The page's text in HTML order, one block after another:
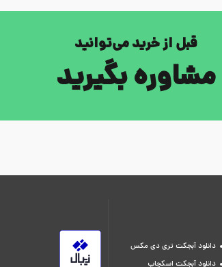
قبل از خرید می‌توانید
مشاوره بگیرید
دانلود آبجکت تری دی مکس
دانلود آبجکت اسکچاپ